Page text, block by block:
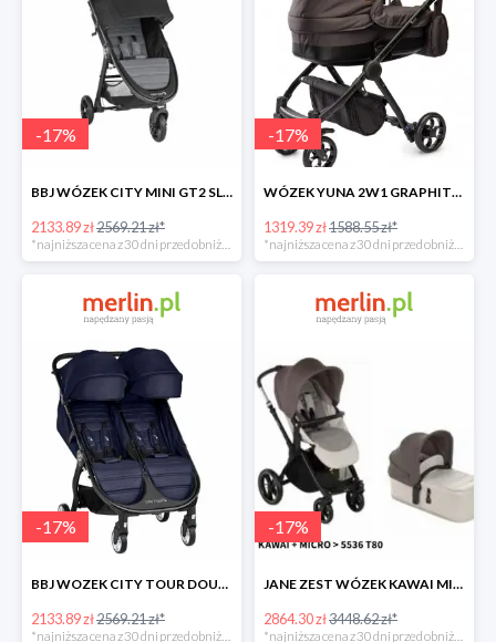
-17%
BBJ WÓZEK CITY MINI GT2 SLATE -17%
2133.89 zł2569.21 zł*
-17%
WÓZEK YUNA 2W1 GRAPHITE -17%
1319.39 zł1588.55 zł*
-17%
BBJ WOZEK CITY TOUR DOUBLE SEACREST -17%
2133.89 zł2569.21 zł*
-17%
JANE ZEST WÓZEK KAWAI MICRO -17%
2864.30 zł3448.62 zł*